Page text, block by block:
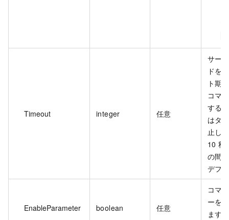
Timeout integer 任意
サー
ドを
ト期
コマ
する
はタ
止し
10 秒
の間
デフ
EnableParameter boolean 任意
コマ
ーを
ます